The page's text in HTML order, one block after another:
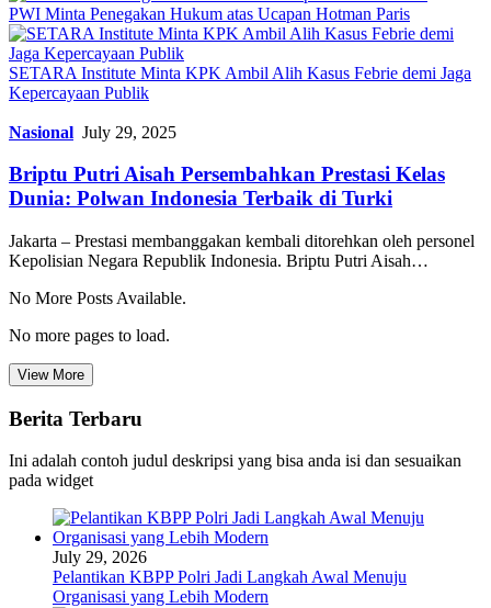
PWI Minta Penegakan Hukum atas Ucapan Hotman Paris
SETARA Institute Minta KPK Ambil Alih Kasus Febrie demi Jaga
Kepercayaan Publik
Nasional July 29, 2025
Briptu Putri Aisah Persembahkan Prestasi Kelas
Dunia: Polwan Indonesia Terbaik di Turki
Jakarta – Prestasi membanggakan kembali ditorehkan oleh personel
Kepolisian Negara Republik Indonesia. Briptu Putri Aisah…
No More Posts Available.
No more pages to load.
View More
Berita Terbaru
Ini adalah contoh judul deskripsi yang bisa anda isi dan sesuaikan
pada widget
July 29, 2026
Pelantikan KBPP Polri Jadi Langkah Awal Menuju
Organisasi yang Lebih Modern